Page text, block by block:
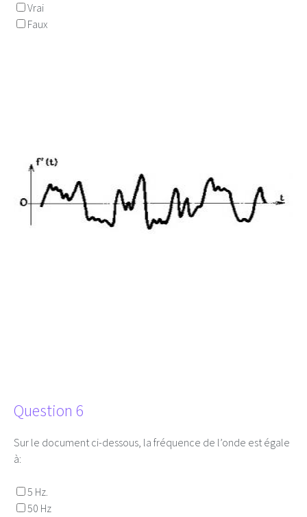
Vrai
Faux
Question 6
Sur le document ci-dessous, la fréquence de l’onde est égale
à:
5 Hz.
50 Hz